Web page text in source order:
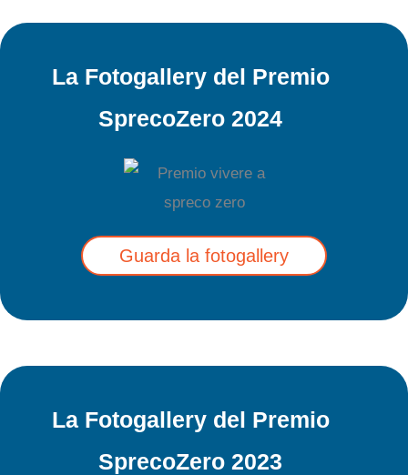
La Fotogallery del Premio
SprecoZero 2024
Guarda la fotogallery
La Fotogallery del Premio
SprecoZero 2023